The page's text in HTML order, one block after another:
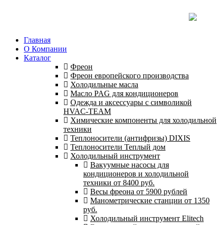
Главная
О Компании
Каталог
Фреон
Фреон европейского производства
Холодильные масла
Масло PAG для кондиционеров
Одежда и аксессуары с символикой
HVAC-TEAM
Химические компоненты для холодильной
техники
Теплоносители (антифризы) DIXIS
Теплоносители Теплый дом
Холодильный инструмент
Вакуумные насосы для
кондиционеров и холодильной
техники от 8400 руб.
Весы фреона от 5900 рублей
Манометрические станции от 1350
руб.
Холодильный инструмент Elitech